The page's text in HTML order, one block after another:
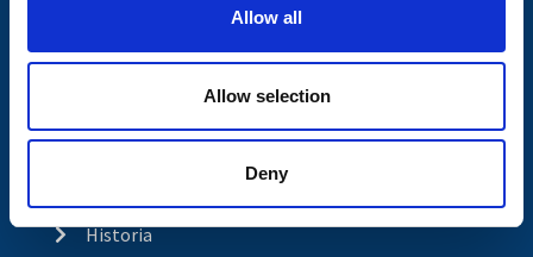
Allow all
Allow selection
Deny
Kontakt
Om Valeryd
Historia